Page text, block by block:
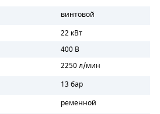
винтовой
22 кВт
400 В
2250 л/мин
13 бар
ременной